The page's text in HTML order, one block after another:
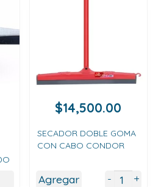
$14,500.00
SECADOR DOBLE GOMA
CON CABO CONDOR
Agregar - +